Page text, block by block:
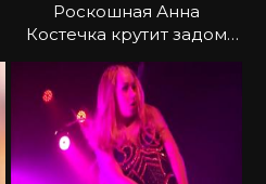
Роскошная Анна
Костечка крутит задом
перед камерой